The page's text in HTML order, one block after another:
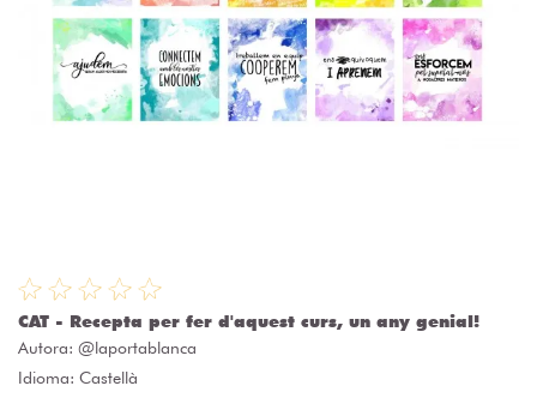
CAT - Recepta per fer d'aquest curs, un any genial!
Autora: @laportablanca
Idioma: Castellà